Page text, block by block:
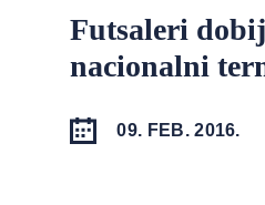
Futsaleri
nacionalni
09. FEB. 2016.